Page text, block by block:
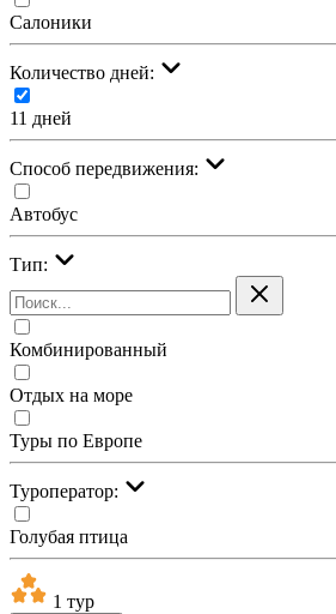
Салоники
Количество дней:
11 дней
Cпособ передвижения:
Автобус
Тип:
Комбинированный
Отдых на море
Туры по Европе
Туроператор:
Голубая птица
1 тур